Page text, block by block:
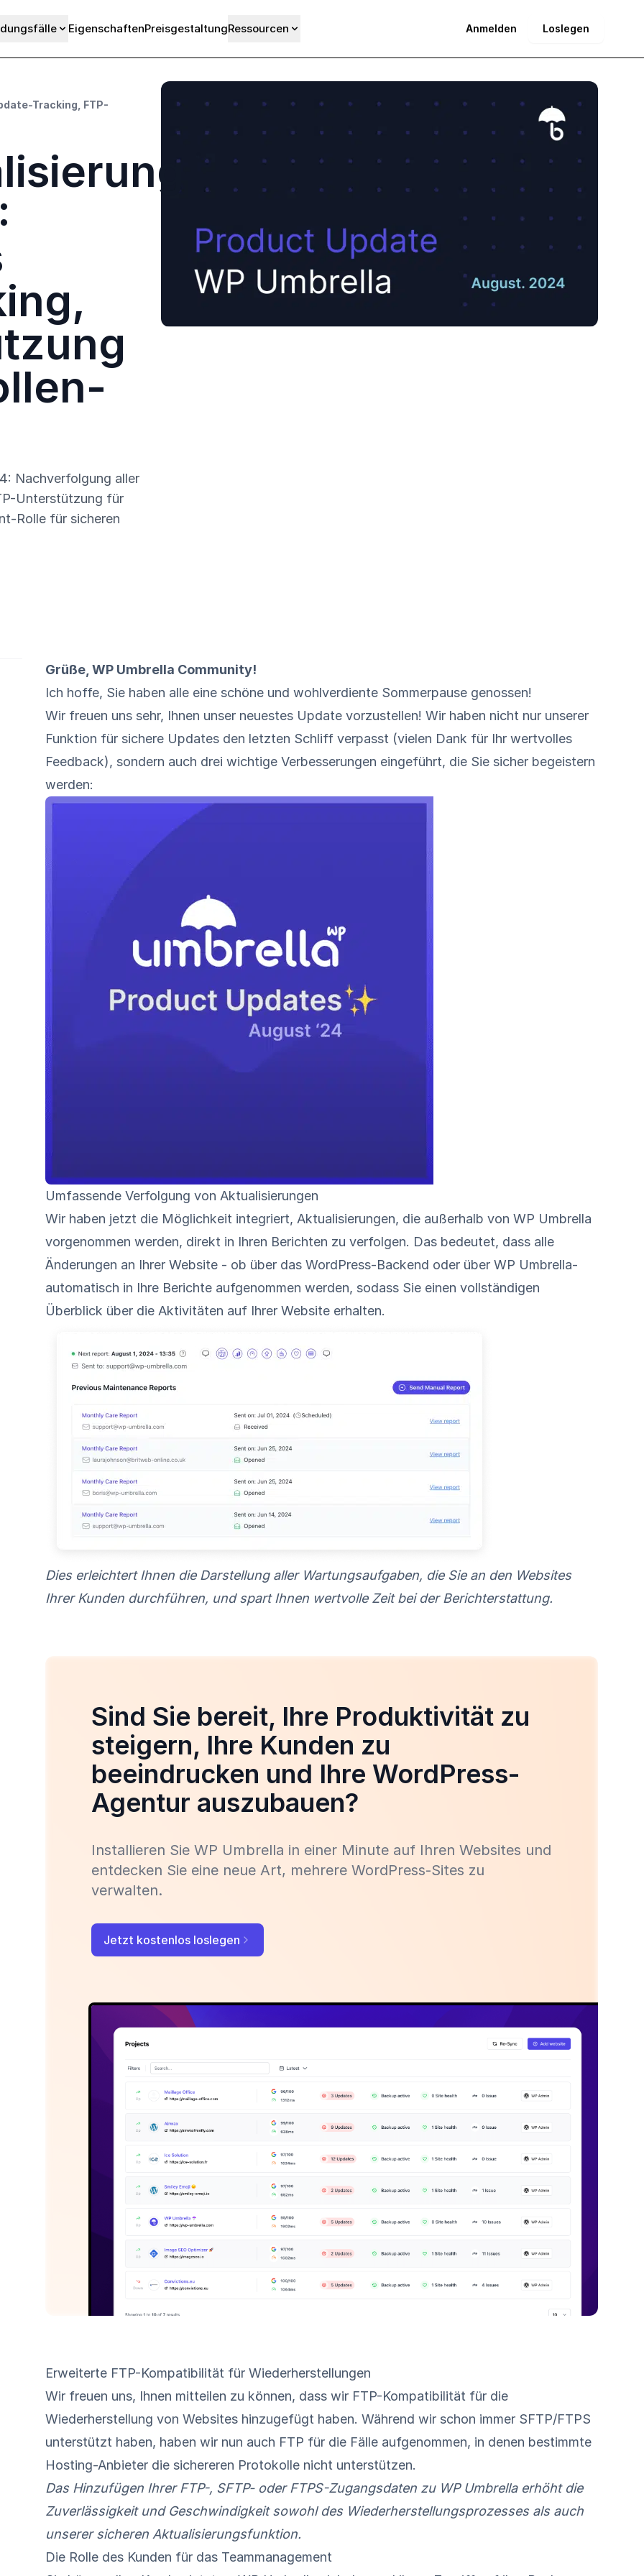
EigenschaftenPreisgestaltungRessourcen Anmelden Loslegen
Tracking, FTP-
Nachverfolgung aller
Unterstützung für
Rolle für sicheren
Grüße, WP Umbrella Community!
Ich hoffe, Sie haben alle eine schöne und wohlverdiente Sommerpause genossen!
Wir freuen uns sehr, Ihnen unser neuestes Update vorzustellen! Wir haben nicht nur unserer
Funktion für sichere Updates den letzten Schliff verpasst (vielen Dank für Ihr wertvolles
Feedback), sondern auch drei wichtige Verbesserungen eingeführt, die Sie sicher begeistern
werden:
Umfassende Verfolgung von Aktualisierungen
Wir haben jetzt die Möglichkeit integriert, Aktualisierungen, die außerhalb von WP Umbrella
vorgenommen werden, direkt in Ihren Berichten zu verfolgen. Das bedeutet, dass alle
Änderungen an Ihrer Website - ob über das WordPress-Backend oder über WP Umbrella-
automatisch in Ihre Berichte aufgenommen werden, sodass Sie einen vollständigen
Überblick über die Aktivitäten auf Ihrer Website erhalten.
Dies erleichtert Ihnen die Darstellung aller Wartungsaufgaben, die Sie an den Websites
Ihrer Kunden durchführen, und spart Ihnen wertvolle Zeit bei der Berichterstattung.
Sind Sie bereit, Ihre Produktivität zu
steigern, Ihre Kunden zu
beeindrucken und Ihre WordPress-
Agentur auszubauen?
Installieren Sie WP Umbrella in einer Minute auf Ihren Websites und
entdecken Sie eine neue Art, mehrere WordPress-Sites zu
verwalten.
Jetzt kostenlos loslegen
Erweiterte FTP-Kompatibilität für Wiederherstellungen
Wir freuen uns, Ihnen mitteilen zu können, dass wir FTP-Kompatibilität für die
Wiederherstellung von Websites hinzugefügt haben. Während wir schon immer SFTP/FTPS
unterstützt haben, haben wir nun auch FTP für die Fälle aufgenommen, in denen bestimmte
Hosting-Anbieter die sichereren Protokolle nicht unterstützen.
Das Hinzufügen Ihrer FTP-, SFTP- oder FTPS-Zugangsdaten zu WP Umbrella erhöht die
Zuverlässigkeit und Geschwindigkeit sowohl des Wiederherstellungsprozesses als auch
unserer sicheren Aktualisierungsfunktion.
Die Rolle des Kunden für das Teammanagement